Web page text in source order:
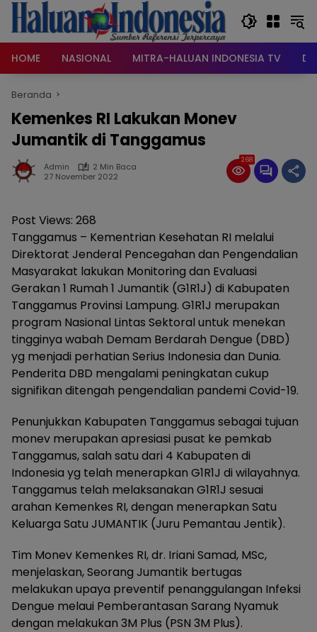
Langsung
konten
HOME
NASIONAL MITRA-HALUAN INDONESIA TV
Beranda
Kemenkes RI Lakukan Monev
Jumantik di Tanggamus
Admin
2 Min Baca
27 November 2022
268
Post Views: 268
Tanggamus – Kementrian Kesehatan RI melalui
Direktorat Jenderal Pencegahan dan Pengendalian
Masyarakat lakukan Monitoring dan Evaluasi
Gerakan 1 Rumah 1 Jumantik (G1R1J) di Kabupaten
Tanggamus Provinsi Lampung. G1R1J merupakan
program Nasional Lintas Sektoral untuk menekan
tingginya wabah Demam Berdarah Dengue (DBD)
yg menjadi perhatian Serius Indonesia dan Dunia.
Penderita DBD mengalami peningkatan cukup
signifikan ditengah pengendalian pandemi Covid-19.
Penunjukkan Kabupaten Tanggamus sebagai tujuan
monev merupakan apresiasi pusat ke pemkab
Tanggamus, salah satu dari 4 Kabupaten di
Indonesia yg telah menerapkan G1R1J di wilayahnya.
Tanggamus telah melaksanakan G1R1J sesuai
arahan Kemenkes RI, dengan menerapkan Satu
Keluarga Satu JUMANTIK (Juru Pemantau Jentik).
Tim Monev Kemenkes RI, dr. Iriani Samad, MSc,
menjelaskan, Seorang Jumantik bertugas
melakukan upaya preventif penanggulangan Infeksi
Dengue melaui Pemberantasan Sarang Nyamuk
dengan melakukan 3M Plus (PSN 3M Plus).